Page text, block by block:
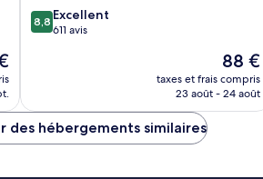
8.8
sur
8,8 Excellent
611 avis
Le
nouveau
prix
88 €
taxes et frais compris
23 août - 24 août
des hébergements similaires